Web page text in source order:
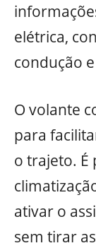
elétrica,
condução
O volante
para
o trajeto. É
ativar o
sem tirar